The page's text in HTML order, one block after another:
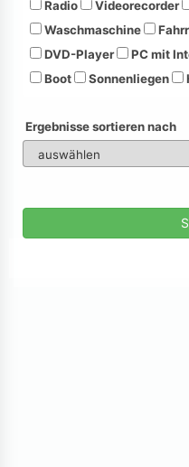
Radio
Videorecorder
Waschmaschine
DVD-Player
PC mit
Boot
Sonnenliegen
Ergebnisse sortieren nach